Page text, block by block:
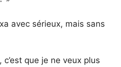
avec sérieux, mais sans
que je ne veux plus